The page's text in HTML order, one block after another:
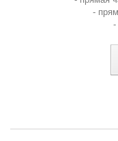
-
-